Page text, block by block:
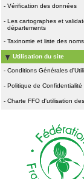
- Vérification des données
- Les cartographes et
départements
- Taxinomie et liste des
Utilisation du site
- Conditions Générales
- Politique de Confidentialité
- Charte FFO d'utilisation